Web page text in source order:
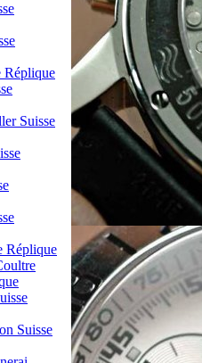
Réplique
Suisse
Réplique
Suisse